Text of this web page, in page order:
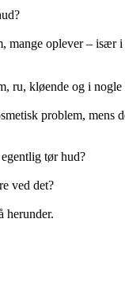
mange oplever – især i
ru, kløende og i
problem, mens
tør hud?
ved det?
herunder.